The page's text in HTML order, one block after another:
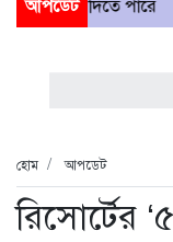
আপডেট
সচিবালয় ঘেরাও
হোম আপডেট
রিসোর্টের